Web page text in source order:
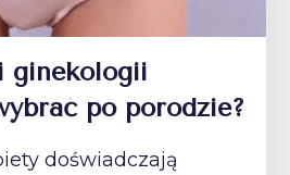
ginekologii
po porodzie?
doświadczają